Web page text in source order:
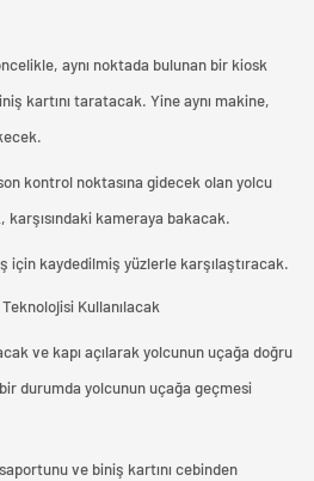
aynı noktada bulunan bir kiosk
kartını taratacak. Yine aynı makine,
kontrol noktasına gidecek olan yolcu
kameraya bakacak.
için kaydedilmiş yüzlerle karşılaştıracak.
ve kapı açılarak yolcunun uçağa doğru
durumda yolcunun uçağa geçmesi
ve biniş kartını cebinden